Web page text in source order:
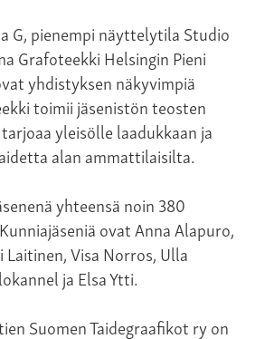
G, pienempi näyttelytila Studio
Grafoteekki Helsingin Pieni
yhdistyksen näkyvimpiä
toimii jäsenistön teosten
yleisölle laadukkaan ja
alan ammattilaisilta.
yhteensä noin 380
ovat Anna Alapuro,
Laitinen, Visa Norros, Ulla
ja Elsa Ytti.
Suomen Taidegraafikot ry on